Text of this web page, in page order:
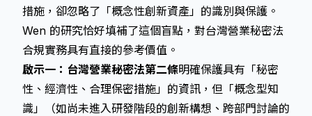
措施，卻忽略了「概念性創新資產」的識別與保護。
Wen 的研究恰好填補了這個盲點，對台灣營業秘密法
合規實務具有直接的參考價值。
啟示一：台灣營業秘密法第二條明確保護具有「秘密
性、經濟性、合理保密措施」的資訊，但「概念型知
識」（如尚未進入研發階段的創新構想、跨部門討論的